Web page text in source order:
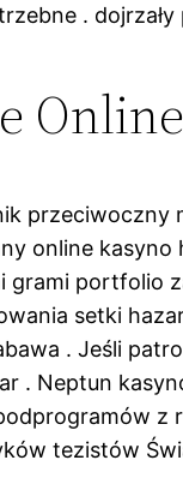
.
online
portfolio
setki
. Jeśli
Neptun
z
tezistów